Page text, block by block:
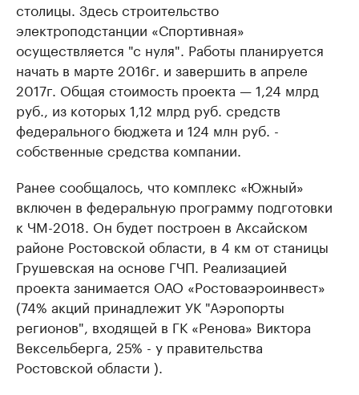
столицы. Здесь строительство
электроподстанции «Спортивная»
осуществляется "с нуля". Работы планируется
начать в марте 2016г. и завершить в апреле
2017г. Общая стоимость проекта — 1,24 млрд
руб., из которых 1,12 млрд руб. средств
федерального бюджета и 124 млн руб. -
собственные средства компании.
Ранее сообщалось, что комплекс «Южный»
включен в федеральную программу подготовки
к ЧМ-2018. Он будет построен в Аксайском
районе Ростовской области, в 4 км от станицы
Грушевская на основе ГЧП. Реализацией
проекта занимается ОАО «Ростоваэроинвест»
(74% акций принадлежит УК "Аэропорты
регионов", входящей в ГК «Ренова» Виктора
Вексельберга, 25% - у правительства
Ростовской области ).